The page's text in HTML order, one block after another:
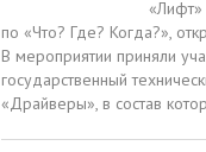
«Лифт»
по «Что? Где? Когда?»,
В мероприятии приняли
государственный
«Драйверы», в состав